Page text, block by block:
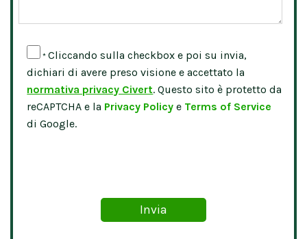
*Cliccando sulla checkbox e poi su invia,
dichiari di avere preso visione e accettato la
normativa privacy Civert. Questo sito è protetto da
reCAPTCHA e la Privacy Policy e Terms of Service
di Google.